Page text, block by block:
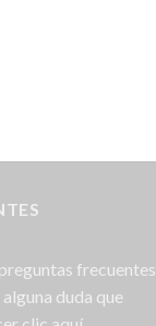
frecuentes
duda que